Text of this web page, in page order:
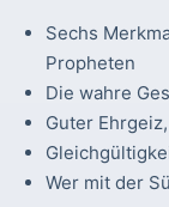
Sechs
Propheten
Die wahre
Guter
Wer mit der